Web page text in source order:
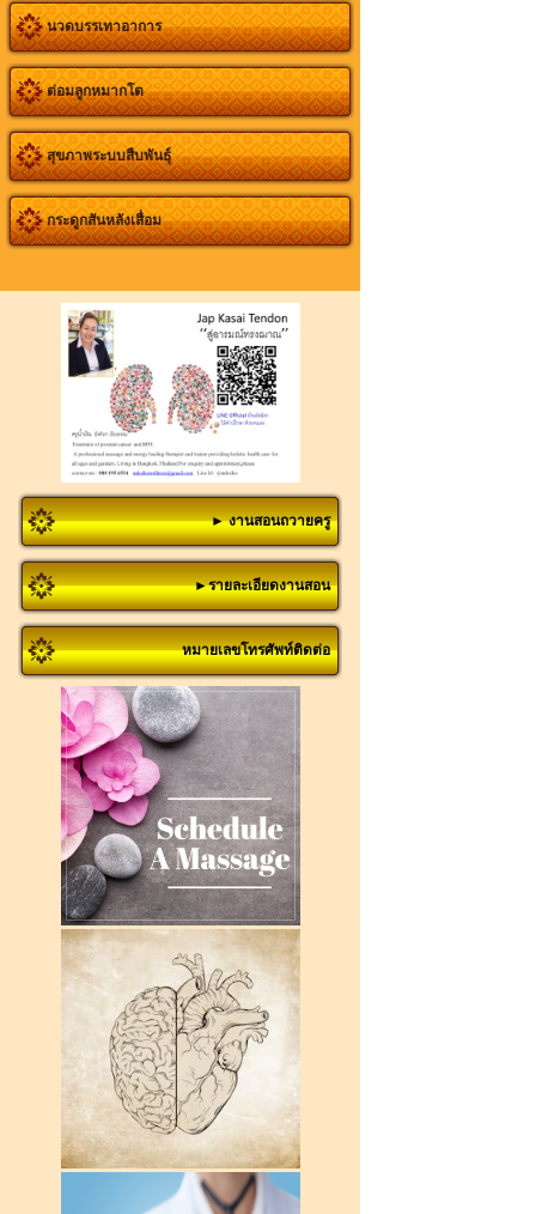
นวดบรรเทาอาการ
ต่อมลูกหมากโต
สุขภาพระบบสืบพันธุ์
กระดูกสันหลังเสื่อม
► งานสอนถวายครู
►รายละเอียดงานสอน
หมายเลขโทรศัพท์ติดต่อ